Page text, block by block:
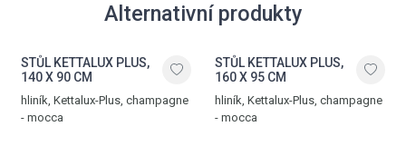
Alternativní produkty
STŮL KETTALUX PLUS,
140 X 90 CM
hliník, Kettalux-Plus, champagne
- mocca
STŮL KETTALUX PLUS,
160 X 95 CM
hliník, Kettalux-Plus, champagne
- mocca